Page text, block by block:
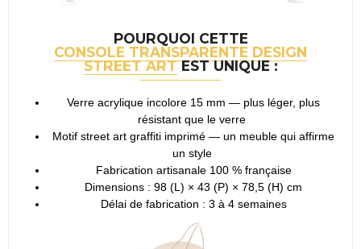
POURQUOI CETTE
CONSOLE TRANSPARENTE DESIGN
STREET ARTEST UNIQUE :
Verre acrylique incolore 15 mm — plus léger, plus
résistant que le verre
Motif street art graffiti imprimé — un meuble qui affirme
un style
Fabrication artisanale 100 % française
Dimensions : 98 (L) × 43 (P) × 78,5 (H) cm
Délai de fabrication : 3 à 4 semaines